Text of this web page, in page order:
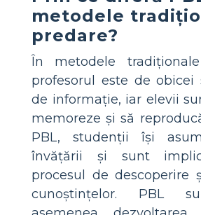
metodele
predare?
În metodele
profesorul este de obicei
de informație, iar elevii
memoreze și să
PBL, studenții își
învățării și sunt
procesul de descoperire
cunoștințelor. PBL